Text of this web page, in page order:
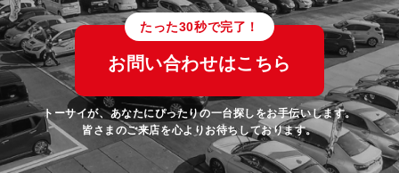
たった30秒で完了！
お問い合わせはこちら
トーサイが、あなたにぴったりの一台探しをお手伝いします。
皆さまのご来店を心よりお待ちしております。